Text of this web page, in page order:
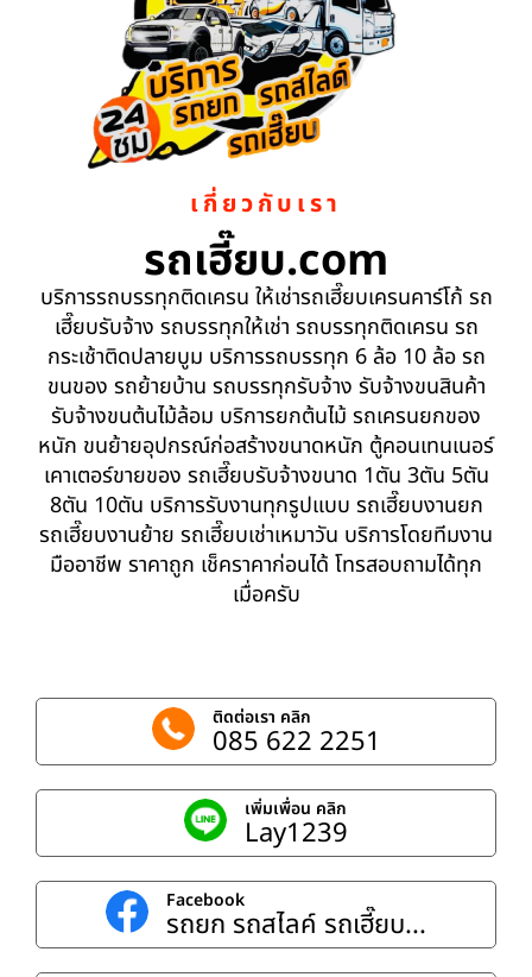
เกี่ยวกับเรา
รถเฮี๊ยบ.com
บริการรถบรรทุกติดเครน ให้เช่ารถเฮี๊ยบเครนคาร์โก้ รถ
เฮี๊ยบรับจ้าง รถบรรทุกให้เช่า รถบรรทุกติดเครน รถ
กระเช้าติดปลายบูม บริการรถบรรทุก 6 ล้อ 10 ล้อ รถ
ขนของ รถย้ายบ้าน รถบรรทุกรับจ้าง รับจ้างขนสินค้า
รับจ้างขนต้นไม้ล้อม บริการยกต้นไม้ รถเครนยกของ
หนัก ขนย้ายอุปกรณ์ก่อสร้างขนาดหนัก ตู้คอนเทนเนอร์
เคาเตอร์ขายของ รถเฮี๊ยบรับจ้างขนาด 1ตัน 3ตัน 5ตัน
8ตัน 10ตัน บริการรับงานทุกรูปแบบ รถเฮี๊ยบงานยก
รถเฮี๊ยบงานย้าย รถเฮี๊ยบเช่าเหมาวัน บริการโดยทีมงาน
มืออาชีพ ราคาถูก เช็คราคาก่อนได้ โทรสอบถามได้ทุก
เมื่อครับ
ติดต่อเรา คลิก
085 622 2251
เพิ่มเพื่อน คลิก
Lay1239
Facebook
รถยก รถสไลค์ รถเฮี๊ยบ...